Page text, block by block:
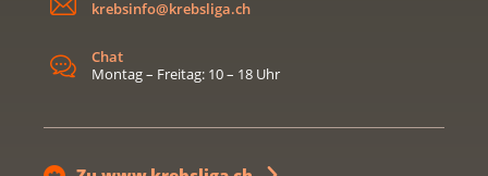
krebsinfo@krebsliga.ch
Chat
Montag – Freitag: 10 – 18 Uhr